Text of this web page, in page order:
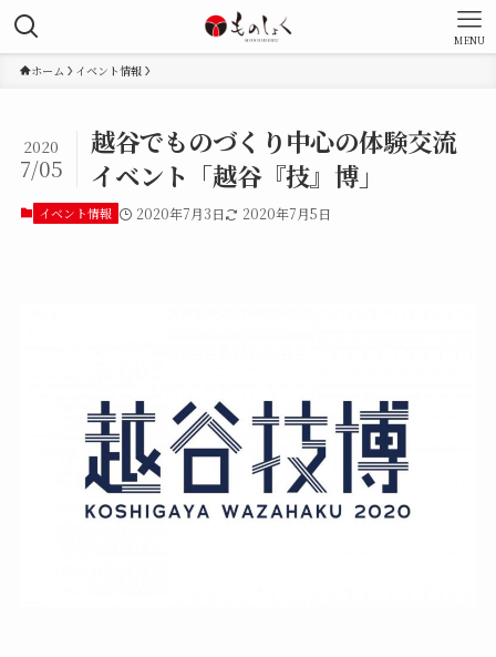
MENU
ホーム イベント情報
越谷でものづくり中心の体験交流
イベント「越谷『技』博」
2020
7/05
イベント情報 2020年7月3日 2020年7月5日